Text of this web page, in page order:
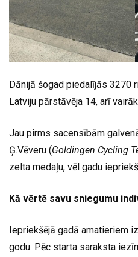
Dānijā šogad piedalījās 3270
Latviju pārstāvēja 14, arī
Jau pirms sacensībām
Ģ.Vēveru (Goldingen Cycling
zelta medaļu, vēl gadu
Kā vērtē savu sniegumu
Iepriekšējā gadā amatieriem
godu. Pēc starta saraksta